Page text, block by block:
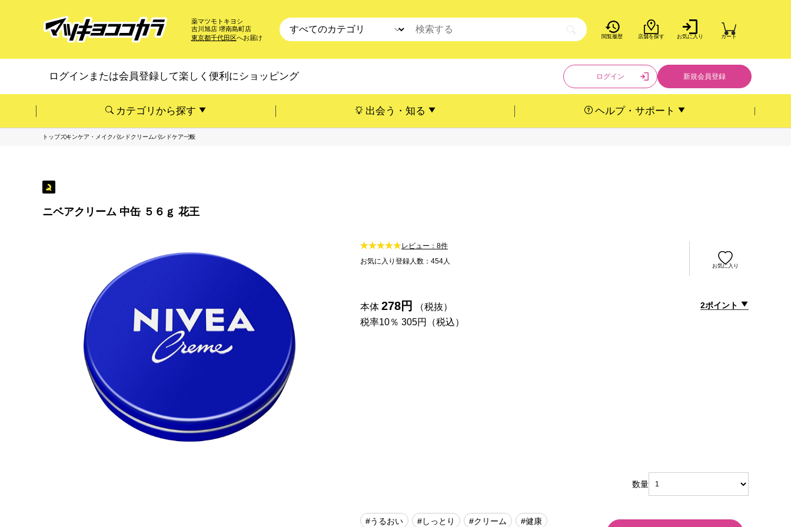
薬マツモトキヨシ
吉川旭店 堺南島町店
東京都千代田区へお届け 閲覧履歴 店舗を探す お気に入り カート
ログインまたは会員登録して楽しく便利にショッピング ログイン 新規会員登録
カテゴリから探す 出会う・知る ヘルプ・サポート
トップスキンケア・メイクハンドクリームハンドケア一般
ニベアクリーム 中缶 ５６ｇ 花王
レビュー：8件
お気に入り登録人数：454人
お気に入り
本体 278円
（税抜）
税率10％ 305円（税込）
2ポイント
#うるおい #しっとり #クリーム #健康
数量